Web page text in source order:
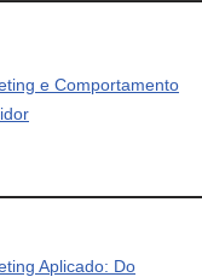
e Comportamento
Aplicado: Do